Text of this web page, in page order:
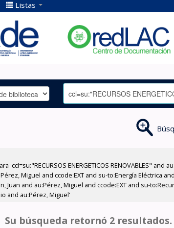
Listas
'ccl=su:"RECURSOS ENERGETICOS RENOVABLES"
Miguel and ccode:EXT and su-to:Energía Eléctrica
Juan and au:Pérez, Miguel and ccode:EXT and su-
and au:Pérez, Miguel'
Su búsqueda retornó 2 resultados.